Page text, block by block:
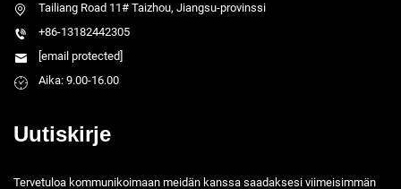
Tailiang Road 11# Taizhou, Jiangsu-provinssi
+86-13182442305
[email protected]
Aika: 9.00-16.00
Uutiskirje
Tervetuloa kommunikoimaan meidän kanssa saadaksesi viimeisimmän